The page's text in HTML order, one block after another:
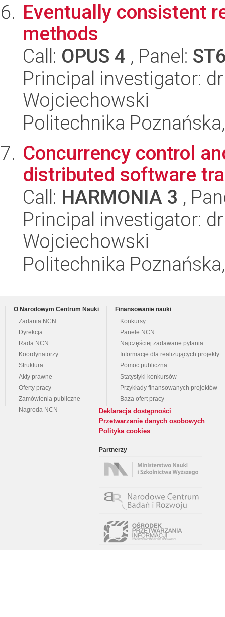
Eventually consistent
methods
Call: OPUS 4 , Panel:
Principal investigator:
Wojciechowski
Politechnika
Concurrency control
distributed software
Call: HARMONIA 3 ,
Principal investigator:
Wojciechowski
Politechnika
O Narodowym Centrum Nauki
Zadania NCN
Dyrekcja
Rada NCN
Koordynatorzy
Struktura
Akty prawne
Oferty pracy
Zamówienia publiczne
Nagroda NCN
Finansowanie nauki
Konkursy
Panele NCN
Najczęściej zadawane pytania
Informacje dla realizujących projekty
Pomoc publiczna
Statystyki konkursów
Przykłady finansowanych projektów
Baza ofert pracy
Deklaracja dostępności
Przetwarzanie danych osobowych
Polityka cookies
Partnerzy